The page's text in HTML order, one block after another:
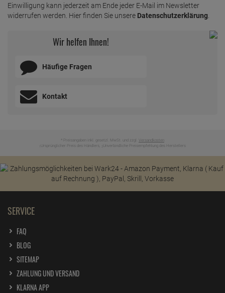
Einwilligung kann jederzeit am Ende jeder E-Mail im Newsletter
widerrufen werden. Hier finden Sie unsere Datenschutzerklärung
Wir helfen Ihnen!
Häufige Fragen
Kontakt
* Preisangaben inkl. gesetzl. MwSt. und zzgl. Versandkosten
Ursprünglicher Preis des Händlers, Unverbindliche Preisempfehlung des Herstellers
SERVICE
FAQ
BLOG
SITEMAP
ZAHLUNG UND VERSAND
KLARNA APP